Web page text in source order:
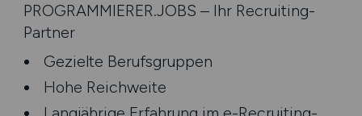
PROGRAMMIERER.JOBS – Ihr Recruiting-
Partner
Gezielte Berufsgruppen
Hohe Reichweite